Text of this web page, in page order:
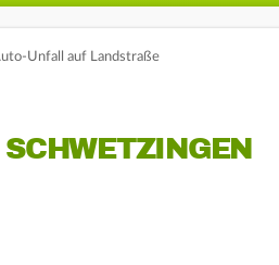
Unfall auf Landstraße